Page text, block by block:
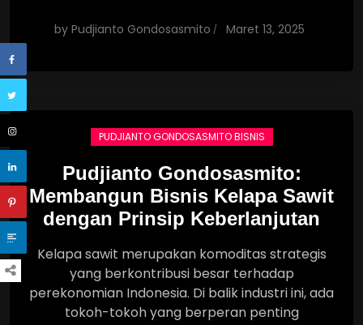
by Pudjianto Gondosasmito Maret 13, 2025
PUDJIANTO GONDOSASMITO BISNIS
Pudjianto Gondosasmito:
Membangun Bisnis Kelapa Sawit
dengan Prinsip Keberlanjutan
Kelapa sawit merupakan komoditas strategis
yang berkontribusi besar terhadap
perekonomian Indonesia. Di balik industri ini, ada
tokoh-tokoh yang berperan penting